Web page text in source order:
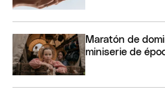
Maratón de
miniserie de